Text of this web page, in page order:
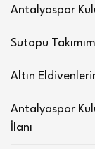
Antalyaspor
Sutopu
Altın
Antalyaspor
İlanı